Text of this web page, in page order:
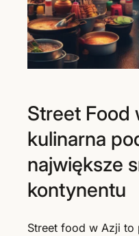
Street Food
kulinarna
największe
kontynentu
Street food w Azji to